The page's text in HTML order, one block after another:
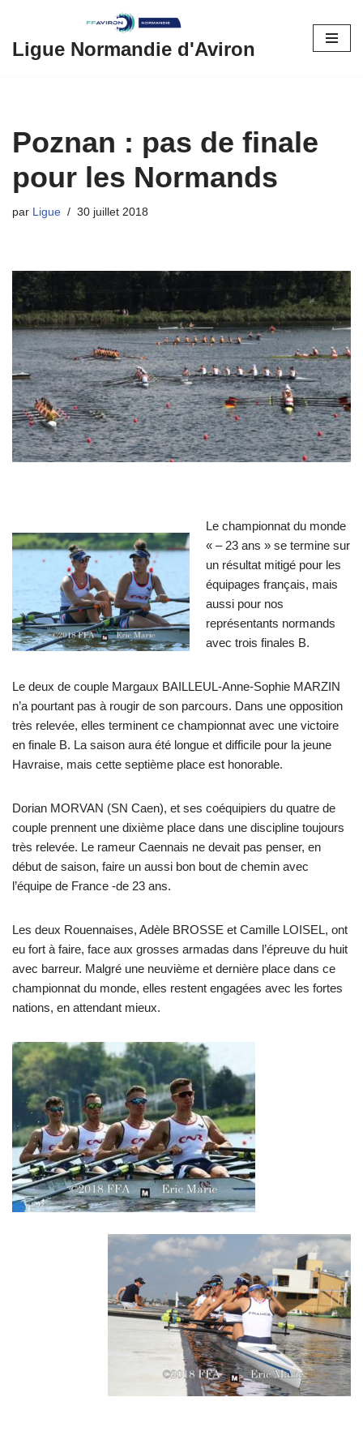
Aller
Ligue Normandie d'Aviron
Poznan : pas de finale
pour les Normands
par Ligue 30 juillet 2018
Le championnat du monde
« – 23 ans » se termine sur
un résultat mitigé pour les
équipages français, mais
aussi pour nos
représentants normands
avec trois finales B.
Le deux de couple Margaux BAILLEUL-Anne-Sophie MARZIN
n’a pourtant pas à rougir de son parcours. Dans une opposition
très relevée, elles terminent ce championnat avec une victoire
en finale B. La saison aura été longue et difficile pour la jeune
Havraise, mais cette septième place est honorable.
Dorian MORVAN (SN Caen), et ses coéquipiers du quatre de
couple prennent une dixième place dans une discipline toujours
très relevée. Le rameur Caennais ne devait pas penser, en
début de saison, faire un aussi bon bout de chemin avec
l’équipe de France -de 23 ans.
Les deux Rouennaises, Adèle BROSSE et Camille LOISEL, ont
eu fort à faire, face aux grosses armadas dans l’épreuve du huit
avec barreur. Malgré une neuvième et dernière place dans ce
championnat du monde, elles restent engagées avec les fortes
nations, en attendant mieux.